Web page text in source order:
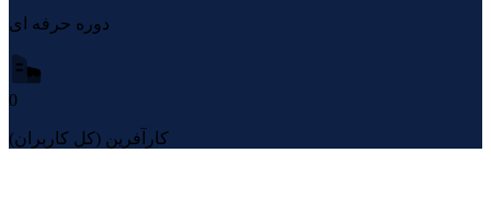
دوره حرفه ای
0
کارآفرین (کل کاربران)